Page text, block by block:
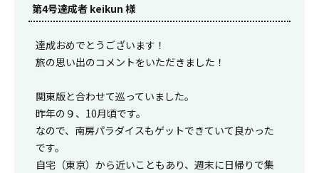
第4号達成者 keikun 様
達成おめでとうございます！
旅の思い出のコメントをいただきました！
関東版と合わせて巡っていました。
昨年の９、10月頃です。
なので、南房パラダイスもゲットできていて良かった
です。
自宅（東京）から近いこともあり、週末に日帰りで集